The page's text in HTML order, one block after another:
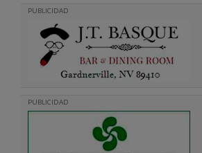
PUBLICIDAD
PUBLICIDAD